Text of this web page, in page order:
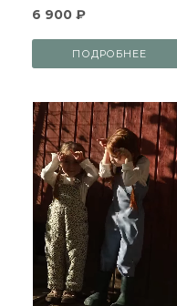
6 900 ₽
ПОДРОБНЕЕ